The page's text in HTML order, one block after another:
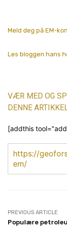
Meld deg på EM-
Les bloggen hans
VÆR MED OG
DENNE
[addthis
https://
em/
PREVIOUS ARTICLE
Populære